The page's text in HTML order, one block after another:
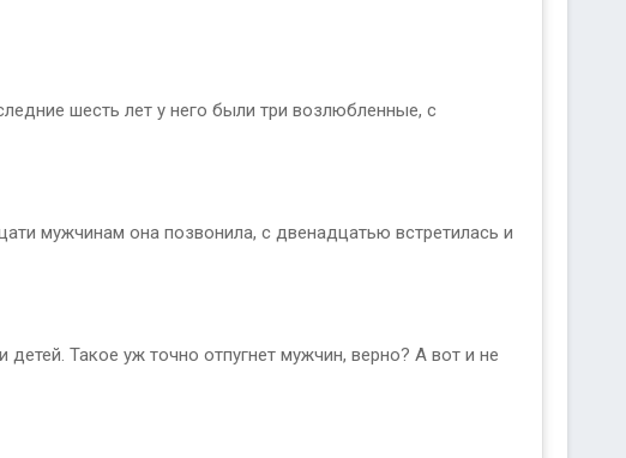
шесть лет у него были три возлюбленные, с
мужчинам она позвонила, с двенадцатью встретилась и
Такое уж точно отпугнет мужчин, верно? А вот и не